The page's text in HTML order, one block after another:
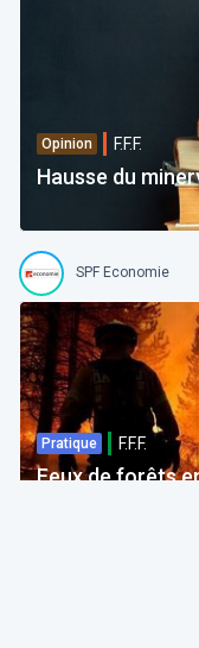
Opinion F.F.F.
Hausse du
SPF Economie
Pratique F.F.F.
Feux de forêts